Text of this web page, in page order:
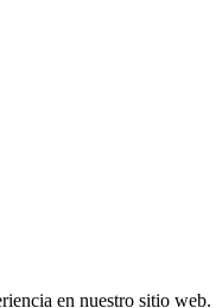
en nuestro sitio web.